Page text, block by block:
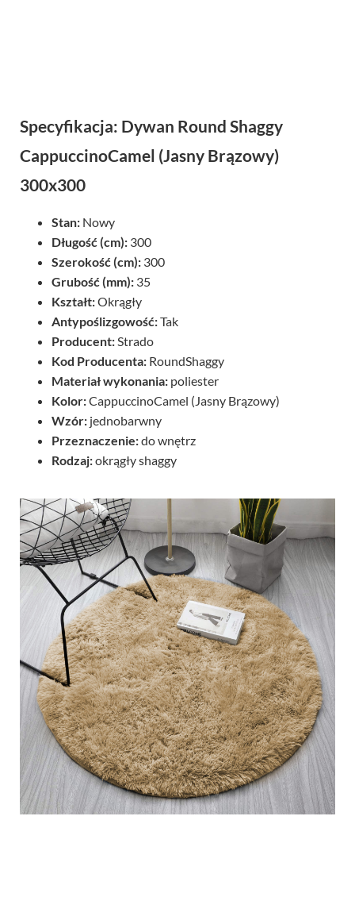
Specyfikacja: Dywan Round Shaggy
CappuccinoCamel (Jasny Brązowy)
300x300
Stan: Nowy
Długość (cm): 300
Szerokość (cm): 300
Grubość (mm): 35
Kształt:Okrągły
Antypoślizgowość:Tak
Producent:Strado
Kod Producenta: RoundShaggy
Materiał wykonania: poliester
Kolor:CappuccinoCamel (Jasny Brązowy)
Wzór: jednobarwny
Przeznaczenie:do wnętrz
Rodzaj:okrągły shaggy